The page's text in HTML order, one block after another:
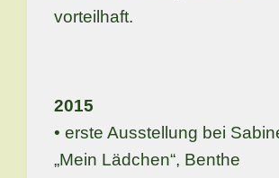
vorteilhaft.
2015
• erste Ausstellung bei
„Mein Lädchen“, Benthe